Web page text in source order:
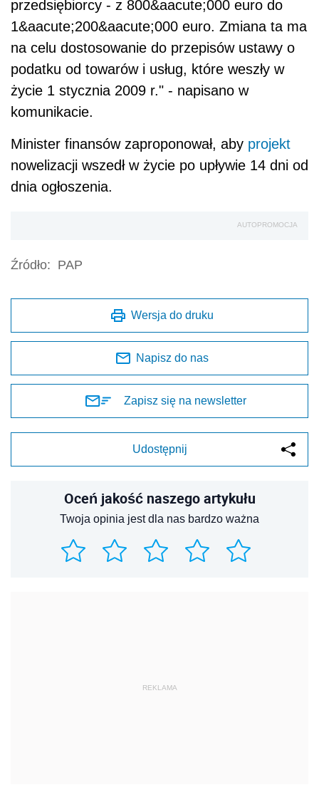
przedsiębiorcy - z 800&aacute;000 euro do
1&aacute;200&aacute;000 euro. Zmiana ta ma
na celu dostosowanie do przepisów ustawy o
podatku od towarów i usług, które weszły w
życie 1 stycznia 2009 r." - napisano w
komunikacie.
Minister finansów zaproponował, aby projekt
nowelizacji wszedł w życie po upływie 14 dni od
dnia ogłoszenia.
AUTOPROMOCJA
Źródło: PAP
Wersja do druku
Napisz do nas
Zapisz się na newsletter
Udostępnij
Oceń jakość naszego artykułu
Twoja opinia jest dla nas bardzo ważna
REKLAMA